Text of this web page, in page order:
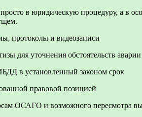
в юридическую процедуру, а в
протоколы и видеозаписи
для уточнения обстоятельств аварии
в установленный законом срок
правовой позицией
ОСАГО и возможного пересмотра